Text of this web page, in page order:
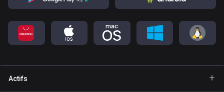
Actifs